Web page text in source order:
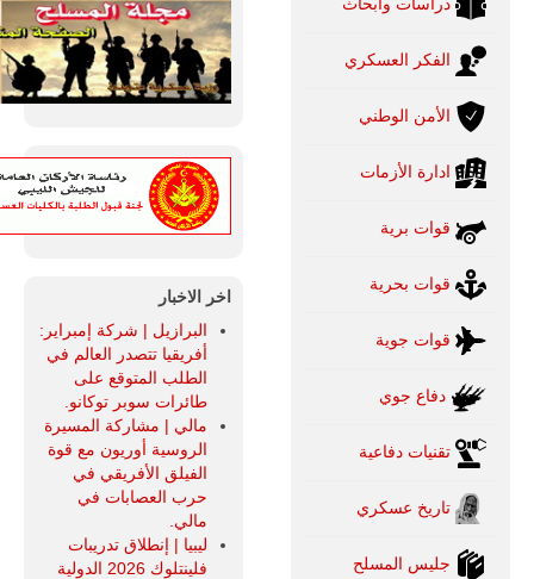
الفكر العسكري
الأمن الوطني
ادارة الأزمات
قوات برية
قوات بحرية
قوات جوية
دفاع جوي
تقنيات دفاعية
تاريخ عسكري
جليس المسلح
اخر الاخبار
البرازيل | شركة إمبراير:
أفريقيا تتصدر العالم في
الطلب المتوقع على
طائرات سوبر توكانو.
مالي | مشاركة المسيرة
الروسية أوريون مع قوة
الفيلق الأفريقي في
حرب العصابات في
مالي.
ليبيا | إنطلاق تدريبات
فلينتلوك 2026 الدولية